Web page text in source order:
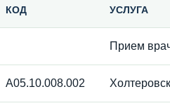
КОД УСЛУГА
Прием
A05.10.008.002